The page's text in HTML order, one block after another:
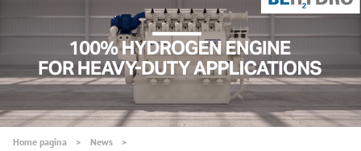
Home pagina
News